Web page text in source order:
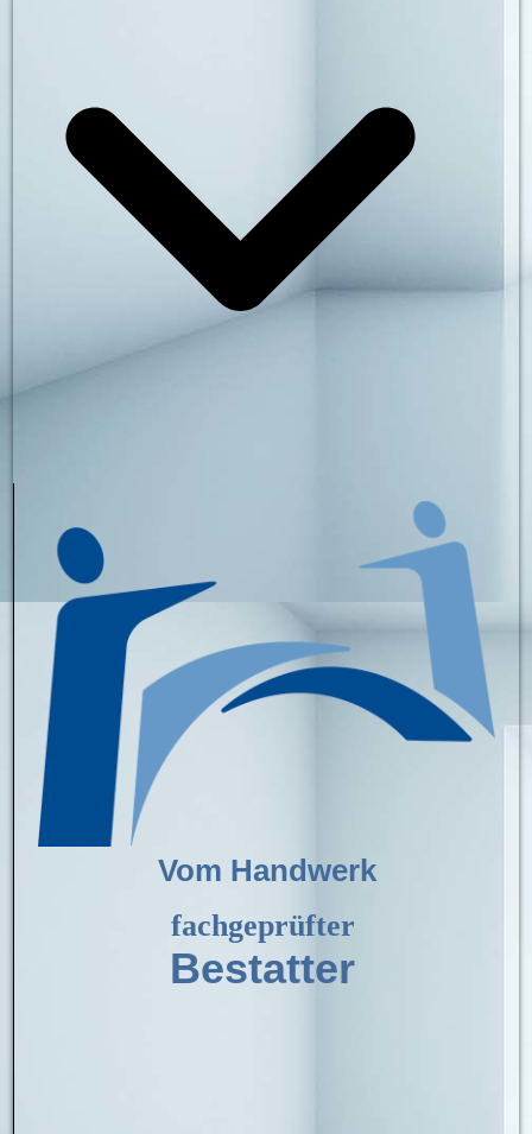
Vom Handwerk
fachgeprüfter
Bestatter